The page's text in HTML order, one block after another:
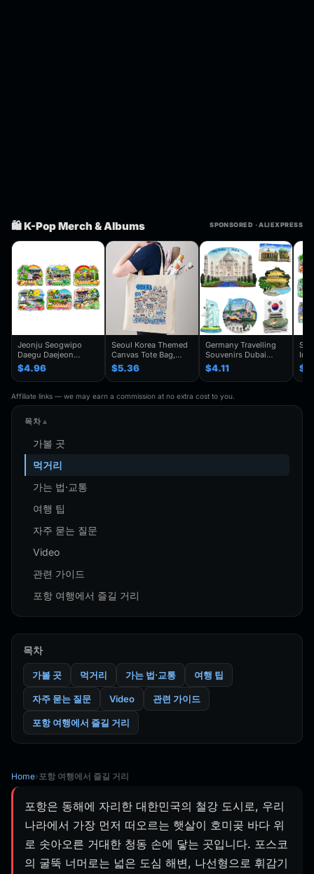
🛍️ K-Pop Merch & Albums SPONSORED · ALIEXPRESS
Jeonju Seogwipo
Daegu Daejeon
Chuncheon Andong
South Korea Fridge
Magnet Travel
Souvenir Gift
Handmade Decorative
$4.96
Seoul Korea Themed
Canvas Tote Bag,
Seoul Souvenir Gift,
Seoul City Shoulder
Bag For
Traveler,Trendy
Folding Shoulder Bag
$5.36
Germany Travelling
Souvenirs Dubai
Kuwait Fridge
Stickers Japan
Shanghai Korea
Finland Mauritius
Fridge Magnets
$4.11
Affiliate links — we may earn a commission at no extra cost to you.
목차
가볼 곳
먹거리
가는 법·교통
여행 팁
자주 묻는 질문
Video
관련 가이드
포항 여행에서 즐길 거리
목차
가볼 곳 먹거리 가는 법·교통 여행 팁
자주 묻는 질문 Video 관련 가이드
포항 여행에서 즐길 거리
Home›포항 여행에서 즐길 거리
포항은 동해에 자리한 대한민국의 철강 도시로, 우리
나라에서 가장 먼저 떠오르는 햇살이 호미곶 바다 위
로 솟아오른 거대한 청동 손에 닿는 곳입니다. 포스코
의 굴뚝 너머로는 넓은 도심 해변, 나선형으로 휘감기